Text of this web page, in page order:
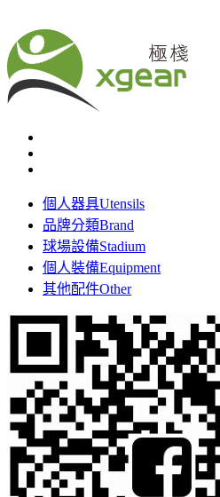
個人器具Utensils
品牌分類Brand
球場設備Stadium
個人裝備Equipment
其他配件Other